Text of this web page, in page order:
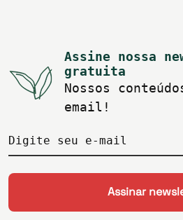
Assine nossa
gratuita
Nossos
email!
Digite seu e-mail